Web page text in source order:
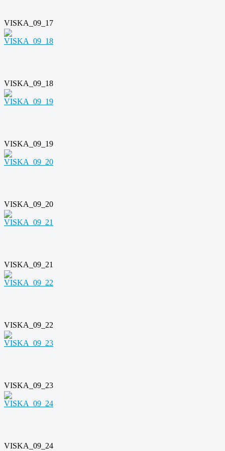
VISKA_09_17
VISKA_09_18
VISKA_09_19
VISKA_09_20
VISKA_09_21
VISKA_09_22
VISKA_09_23
VISKA_09_24